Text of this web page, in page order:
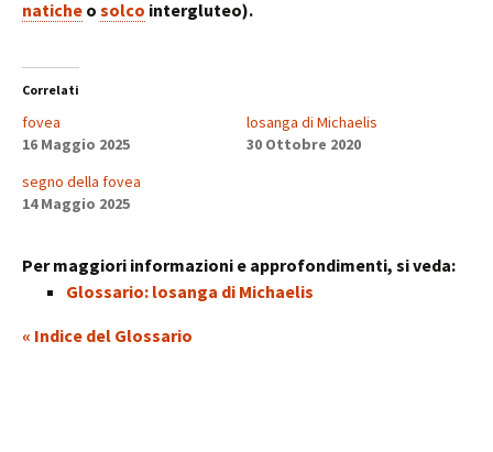
natiche o solco intergluteo).
Correlati
fovea
16 Maggio 2025
losanga di Michaelis
30 Ottobre 2020
segno della fovea
14 Maggio 2025
Per maggiori informazioni e approfondimenti, si veda:
Glossario: losanga di Michaelis
« Indice del Glossario